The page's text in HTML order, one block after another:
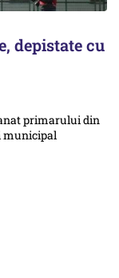
depistate cu